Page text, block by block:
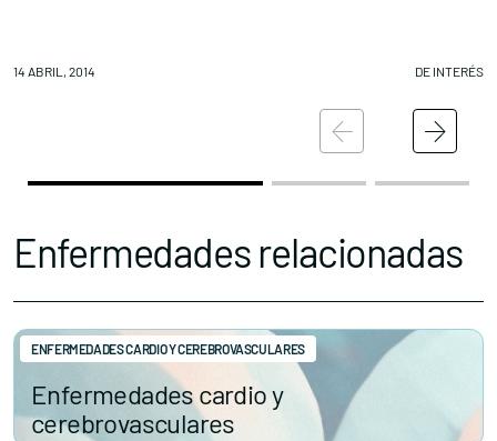
14 ABRIL, 2014 DE INTERÉS
Enfermedades relacionadas
Enfermedades cardio y
cerebrovasculares
ENFERMEDADES CARDIO Y CEREBROVASCULARES